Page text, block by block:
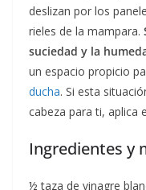
deslizan por los
rieles de la mampara.
suciedad y la
un espacio propicio
ducha. Si esta
cabeza para ti, aplica
Ingredientes y
½ taza de vinagre